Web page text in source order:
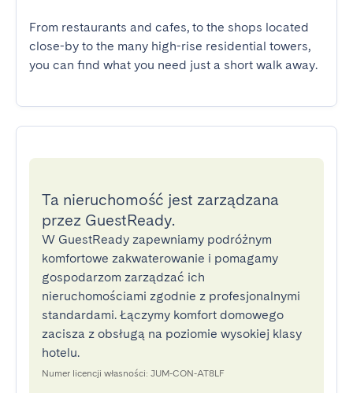
From restaurants and cafes, to the shops located
close-by to the many high-rise residential towers,
you can find what you need just a short walk away.
Ta nieruchomość jest zarządzana
przez GuestReady.
W GuestReady zapewniamy podróżnym
komfortowe zakwaterowanie i pomagamy
gospodarzom zarządzać ich
nieruchomościami zgodnie z profesjonalnymi
standardami. Łączymy komfort domowego
zacisza z obsługą na poziomie wysokiej klasy
hotelu.
Numer licencji własności: JUM-CON-AT8LF